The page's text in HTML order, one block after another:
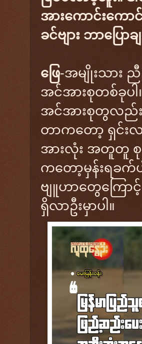
အားကောင်းကော
ခင်ဗျား ဘာပြော
ဖြေ-အမျိုးသား
အင်အားစုတစ်ခုပါ
အင်အားစုတွလည်း
တာကတော့ ရှင်း
အားလုံး အတူတူ စု
ကတော့မှန်းရခက်
ဗျူဟာတွေကြေ
ရှိလာဦးမှာပါ။